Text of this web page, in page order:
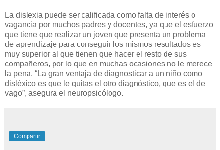
La dislexia puede ser calificada como falta de interés o
vagancia por muchos padres y docentes, ya que el esfuerzo
que tiene que realizar un joven que presenta un problema
de aprendizaje para conseguir los mismos resultados es
muy superior al que tienen que hacer el resto de sus
compañeros, por lo que en muchas ocasiones no le merece
la pena. “La gran ventaja de diagnosticar a un niño como
disléxico es que le quitas el otro diagnóstico, que es el de
vago”, asegura el neuropsicólogo.
Compartir